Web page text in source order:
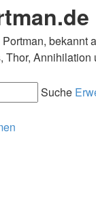
bekannt
Thor, Annihilation
Suche